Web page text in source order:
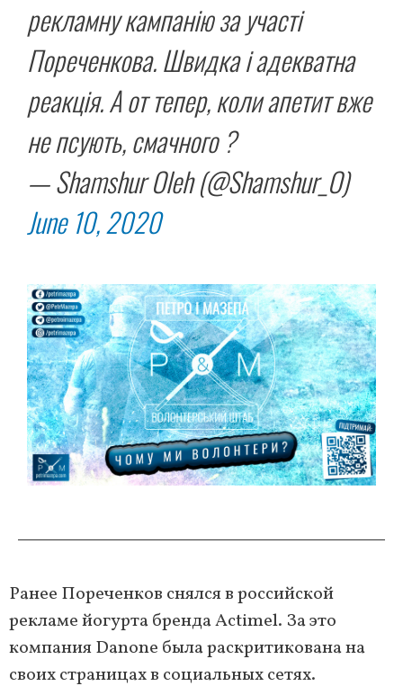
рекламну кампанію за участі
Пореченкова. Швидка і адекватна
реакція. А от тепер, коли апетит вже
не псують, смачного ?
— Shamshur Oleh (@Shamshur_O)
June 10, 2020
Ранее Пореченков снялся в российской
рекламе йогурта бренда Actimel. За это
компания Danone была раскритикована на
своих страницах в социальных сетях.